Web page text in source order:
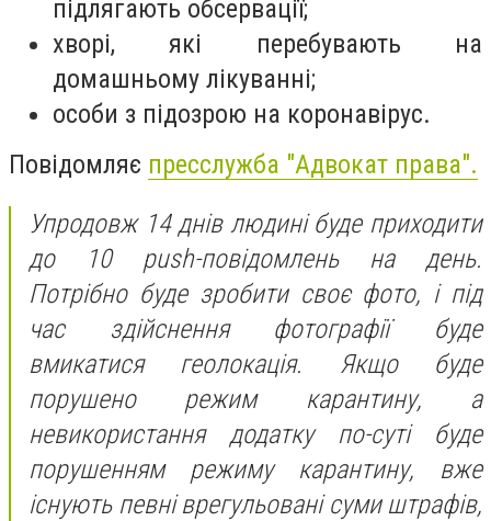
підлягають обсервації;
хворі, які перебувають на
домашньому лікуванні;
особи з підозрою на коронавірус.
Повідомляє пресслужба "Адвокат права".
Упродовж 14 днів людині буде приходити
до 10 push-повідомлень на день.
Потрібно буде зробити своє фото, і під
час здійснення фотографії буде
вмикатися геолокація. Якщо буде
порушено режим карантину, а
невикористання додатку по-суті буде
порушенням режиму карантину, вже
існують певні врегульовані суми штрафів,